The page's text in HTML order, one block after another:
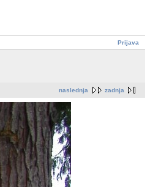
Prijava
naslednja zadnja